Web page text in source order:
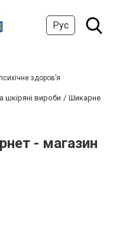
Рус
здоров’я
шкіряні вироби
Шикарне
- магазин